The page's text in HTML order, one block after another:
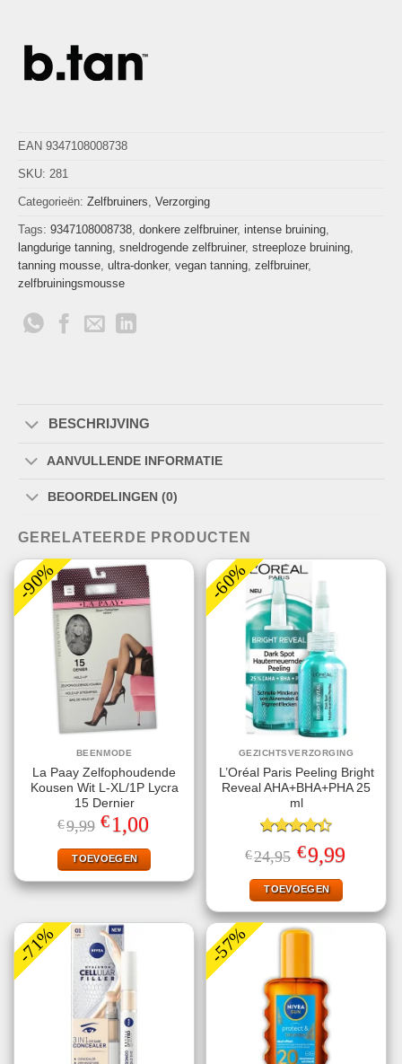
EAN 9347108008738
SKU: 281
Categorieën: Zelfbruiners, Verzorging
Tags: 9347108008738, donkere zelfbruiner, intense bruining,
langdurige tanning, sneldrogende zelfbruiner, streeploze bruining,
tanning mousse, ultra-donker, vegan tanning, zelfbruiner,
zelfbruiningsmousse
BESCHRIJVING
AANVULLENDE INFORMATIE
BEOORDELINGEN (0)
GERELATEERDE PRODUCTEN
-90%
BEENMODE
La Paay Zelfophoudende
Kousen Wit L-XL/1P Lycra
15 Dernier
€9,99 Oorspronkelijke
prijs
was:
€9,99.
€1,00
is:
€1,00.
TOEVOEGEN
-60%
GEZICHTSVERZORGING
L’Oréal Paris Peeling Bright
Reveal AHA+BHA+PHA 25
ml
Gewaardeerd
4.40uit 5
€24,95 Oorspronkelijke
prijs
was:
€24,95.
€9,99Huidige
prijs
TOEVOEGEN
-71% -57%